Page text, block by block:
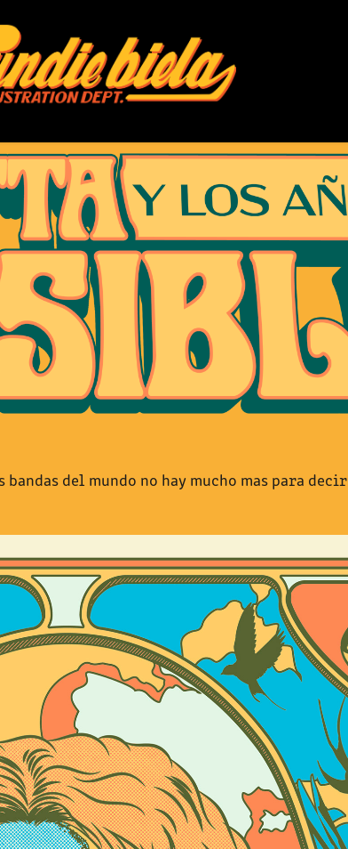
bandas del mundo no hay mucho mas para decir